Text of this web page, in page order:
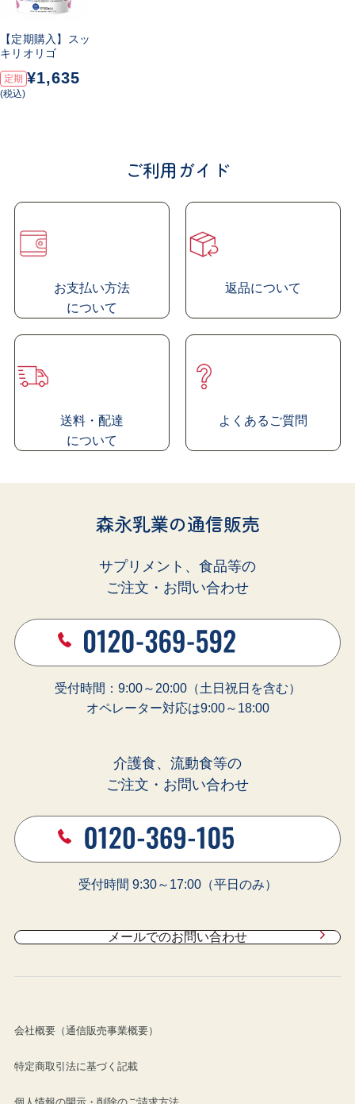
ミルクオリゴ糖（ラクチュロース）を2.0
召し上がり下さい
【定期購入】スッ
キリオリゴ
定期 ¥1,635
(税込)
ご利用ガイド
お支払い方法
について
返品について
送料・配達
について
よくあるご質問
森永乳業の通信販売
サプリメント、食品等の
ご注文・お問い合わせ
受付時間：9:00～20:00（土日祝日を含む）
オペレーター対応は9:00～18:00
介護食、流動食等の
ご注文・お問い合わせ
受付時間 9:30～17:00（平日のみ）
メールでのお問い合わせ
会社概要（通信販売事業概要）
特定商取引法に基づく記載